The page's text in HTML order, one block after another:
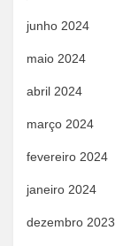
junho 2024
maio 2024
abril 2024
março 2024
fevereiro 2024
janeiro 2024
dezembro 2023